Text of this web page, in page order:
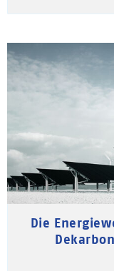
Die